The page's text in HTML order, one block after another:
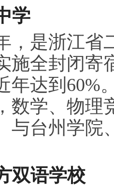
学
，是浙江
施全封闭寄
年达到60%
数学、物理
与台州学院
双语学校